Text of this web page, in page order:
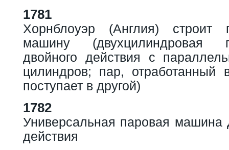
1781
Хорнблоуэр (Англия) строит
машину (двухцилиндровая
двойного действия с
цилиндров; пар, отработанный
поступает в другой)
1782
Универсальная паровая машина
действия